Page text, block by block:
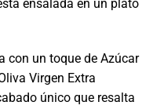
ensalada en un plato
con un toque de Azúcar
Virgen Extra
único que resalta